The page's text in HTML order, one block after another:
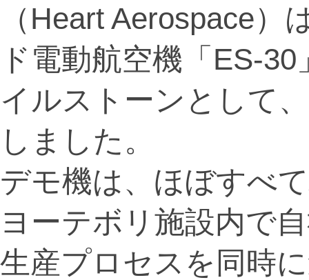
（Heart Aerospace
ド電動航空機「ES-
イルストーンとして
しました。
デモ機は、ほぼすべ
ヨーテボリ施設内で
生産プロセスを同時